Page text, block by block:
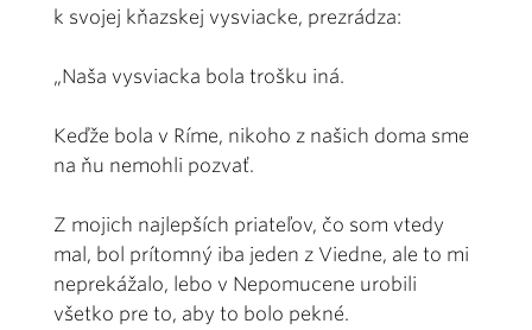
k svojej kňazskej vysviacke, prezrádza:
„Naša vysviacka bola trošku iná.
Keďže bola v Ríme, nikoho z našich doma sme
na ňu nemohli pozvať.
Z mojich najlepších priateľov, čo som vtedy
mal, bol prítomný iba jeden z Viedne, ale to mi
nepreká­žalo, lebo v Nepomucene urobili
všetko pre to, aby to bolo pekné.